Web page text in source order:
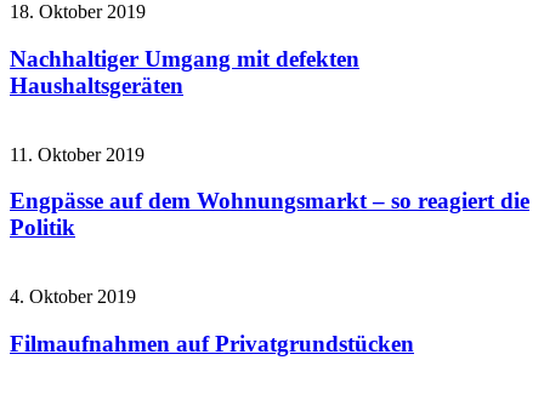
18. Oktober 2019
Nachhaltiger Umgang mit defekten
Haushaltsgeräten
11. Oktober 2019
Engpässe auf dem Wohnungsmarkt – so reagiert die
Politik
4. Oktober 2019
Filmaufnahmen auf Privatgrundstücken